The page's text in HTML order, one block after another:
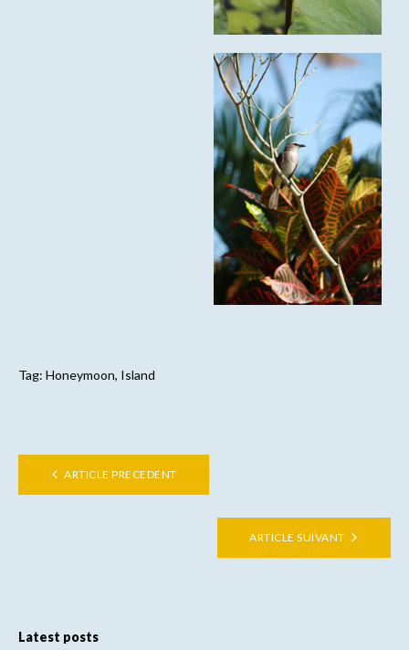
Tag: Honeymoon, Island
ARTICLE PRECEDENT
ARTICLE SUIVANT
Latest posts